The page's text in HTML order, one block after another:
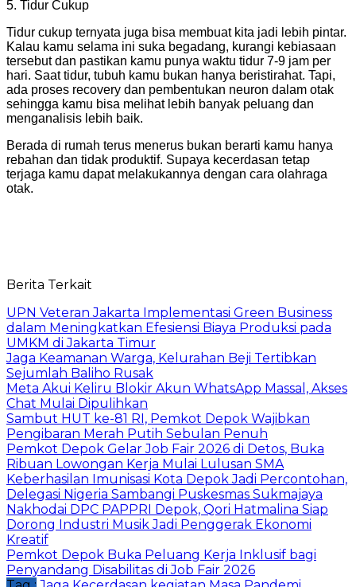
5. Tidur Cukup
Tidur cukup ternyata juga bisa membuat kita jadi lebih pintar.
Kalau kamu selama ini suka begadang, kurangi kebiasaan
tersebut dan pastikan kamu punya waktu tidur 7-9 jam per
hari. Saat tidur, tubuh kamu bukan hanya beristirahat. Tapi,
ada proses recovery dan pembentukan neuron dalam otak
sehingga kamu bisa melihat lebih banyak peluang dan
menganalisis lebih baik.
Berada di rumah terus menerus bukan berarti kamu hanya
rebahan dan tidak produktif. Supaya kecerdasan tetap
terjaga kamu dapat melakukannya dengan cara olahraga
otak.
Berita Terkait
UPN Veteran Jakarta Implementasi Green Business
dalam Meningkatkan Efesiensi Biaya Produksi pada
UMKM di Jakarta Timur
Jaga Keamanan Warga, Kelurahan Beji Tertibkan
Sejumlah Baliho Rusak
Meta Akui Keliru Blokir Akun WhatsApp Massal, Akses
Chat Mulai Dipulihkan
Sambut HUT ke-81 RI, Pemkot Depok Wajibkan
Pengibaran Merah Putih Sebulan Penuh
Pemkot Depok Gelar Job Fair 2026 di Detos, Buka
Ribuan Lowongan Kerja Mulai Lulusan SMA
Keberhasilan Imunisasi Kota Depok Jadi Percontohan,
Delegasi Nigeria Sambangi Puskesmas Sukmajaya
Nakhodai DPC PAPPRI Depok, Qori Hatmalina Siap
Dorong Industri Musik Jadi Penggerak Ekonomi
Kreatif
Pemkot Depok Buka Peluang Kerja Inklusif bagi
Penyandang Disabilitas di Job Fair 2026